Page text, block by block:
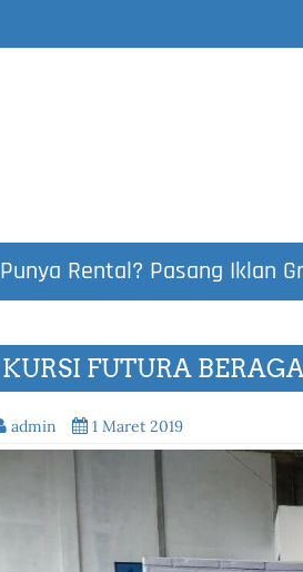
Punya Rental? Pasang Iklan
KURSI FUTURA
admin 1 Maret 2019